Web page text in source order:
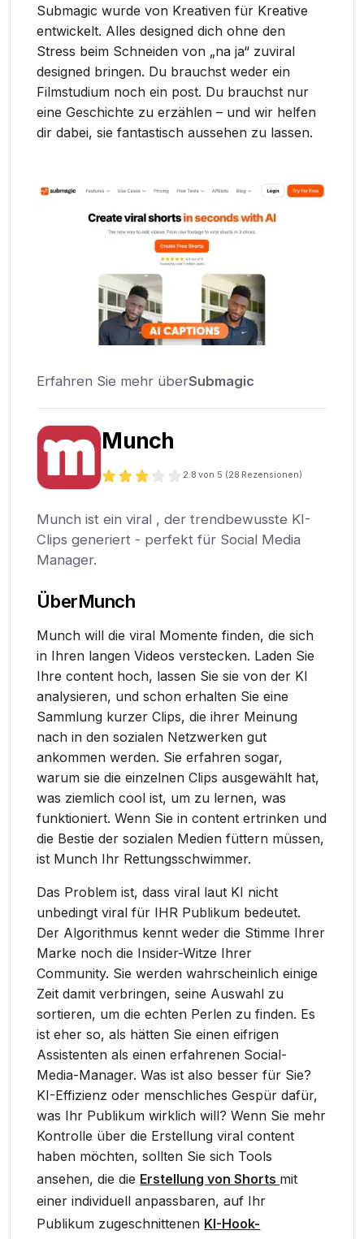
Submagic wurde von Kreativen für Kreative
entwickelt. Alles designed dich ohne den
Stress beim Schneiden von „na ja“ zuviral
designed bringen. Du brauchst weder ein
Filmstudium noch ein post. Du brauchst nur
eine Geschichte zu erzählen – und wir helfen
dir dabei, sie fantastisch aussehen zu lassen.
Erfahren Sie mehr überSubmagic
Munch
2.8 von 5 (28 Rezensionen)
Munch ist ein viral , der trendbewusste KI-
Clips generiert - perfekt für Social Media
Manager.
ÜberMunch
Munch will die viral Momente finden, die sich
in Ihren langen Videos verstecken. Laden Sie
Ihre content hoch, lassen Sie sie von der KI
analysieren, und schon erhalten Sie eine
Sammlung kurzer Clips, die ihrer Meinung
nach in den sozialen Netzwerken gut
ankommen werden. Sie erfahren sogar,
warum sie die einzelnen Clips ausgewählt hat,
was ziemlich cool ist, um zu lernen, was
funktioniert. Wenn Sie in content ertrinken und
die Bestie der sozialen Medien füttern müssen,
ist Munch Ihr Rettungsschwimmer.
Das Problem ist, dass viral laut KI nicht
unbedingt viral für IHR Publikum bedeutet.
Der Algorithmus kennt weder die Stimme Ihrer
Marke noch die Insider-Witze Ihrer
Community. Sie werden wahrscheinlich einige
Zeit damit verbringen, seine Auswahl zu
sortieren, um die echten Perlen zu finden. Es
ist eher so, als hätten Sie einen eifrigen
Assistenten als einen erfahrenen Social-
Media-Manager. Was ist also besser für Sie?
KI-Effizienz oder menschliches Gespür dafür,
was Ihr Publikum wirklich will? Wenn Sie mehr
Kontrolle über die Erstellung viral content
haben möchten, sollten Sie sich Tools
ansehen, die die Erstellung von Shorts mit
einer individuell anpassbaren, auf Ihr
Publikum zugeschnittenen KI-Hook-